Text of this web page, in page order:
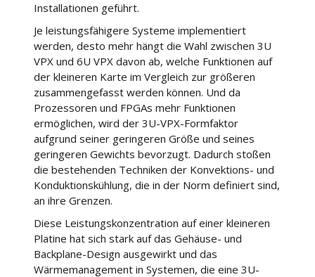
Installationen geführt.
Je leistungsfähigere Systeme implementiert
werden, desto mehr hängt die Wahl zwischen 3U
VPX und 6U VPX davon ab, welche Funktionen auf
der kleineren Karte im Vergleich zur größeren
zusammengefasst werden können. Und da
Prozessoren und FPGAs mehr Funktionen
ermöglichen, wird der 3U-VPX-Formfaktor
aufgrund seiner geringeren Größe und seines
geringeren Gewichts bevorzugt. Dadurch stoßen
die bestehenden Techniken der Konvektions- und
Konduktionskühlung, die in der Norm definiert sind,
an ihre Grenzen.
Diese Leistungskonzentration auf einer kleineren
Platine hat sich stark auf das Gehäuse- und
Backplane-Design ausgewirkt und das
Wärmemanagement in Systemen, die eine 3U-